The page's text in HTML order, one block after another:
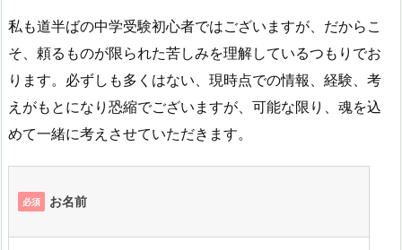
私も道半ばの中学受験初心者ではございますが、だからこ
そ、頼るものが限られた苦しみを理解しているつもりでお
ります。必ずしも多くはない、現時点での情報、経験、考
えがもとになり恐縮でございますが、可能な限り、魂を込
めて一緒に考えさせていただきます。
必須 お名前